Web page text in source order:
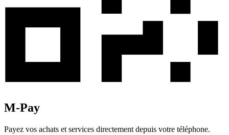
M-Pay
Payez vos achats et services directement depuis votre téléphone.